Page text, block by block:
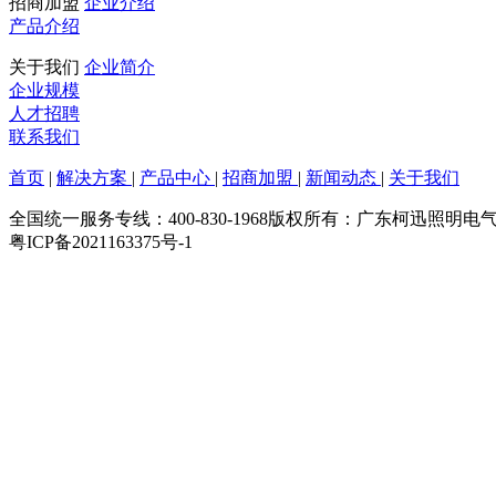
产品介绍
关于我们 企业简介
企业规模
人才招聘
联系我们
首页 | 解决方案 | 产品中心 | 招商加盟 | 新闻动态 | 关于我们
全国统一服务专线：400-830-1968版权所有：广东柯迅照明电
粤ICP备2021163375号-1